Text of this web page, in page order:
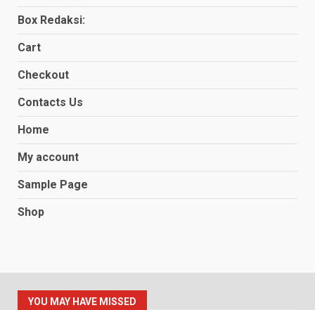
Box Redaksi:
Cart
Checkout
Contacts Us
Home
My account
Sample Page
Shop
YOU MAY HAVE MISSED